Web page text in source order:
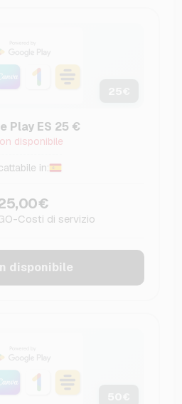
Play ES 25 €
disponibile
in:
Costi di servizio
disponibile